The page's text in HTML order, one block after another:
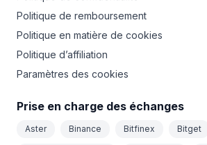
Politique de remboursement
Politique en matière de cookies
Politique d’affiliation
Paramètres des cookies
Prise en charge des échanges
Aster Binance Bitfinex Bitget